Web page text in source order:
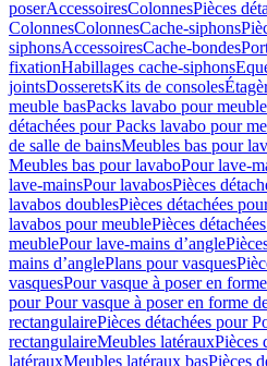
poserAccessoiresColonnesPièces
ColonnesColonnesCache-siphons
siphonsAccessoiresCache-bondes
fixationHabillages cache-siphons
jointsDosseretsKits de consoles
meuble basPacks lavabo pour
détachées pour Packs lavabo pour
de salle de bainsMeubles bas pour
Meubles bas pour lavaboPour lave-
lave-mainsPour lavabosPièces
lavabos doublesPièces détachées
lavabos pour meublePièces
meublePour lave-mains d’angle
mains d’anglePlans pour vasques
vasquesPour vasque à poser en
pour Pour vasque à poser en forme
rectangulairePièces détachées pour
rectangulaireMeubles latérauxPièces
latérauxMeubles latéraux basPièces